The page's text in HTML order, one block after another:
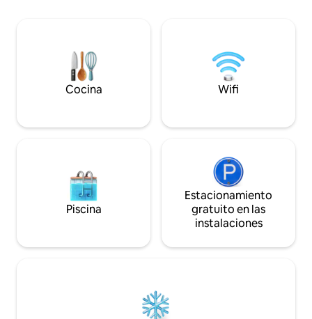
cama tamaño queen, loft completo, sofá
futón completo, porches cubiertos.
¡También nos encantan los bebés
Cocina Wifi
Piscina
Estacionamiento
gratuito en las
instalaciones